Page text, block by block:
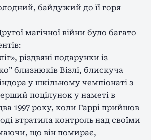
байдужий до її горя
магічної війни було багато
різдвяні подарунки із
близнюків Візлі, блискуча
у шкільному чемпіонаті з
поцілунок у наметі в
1997 року, коли Гаррі прийшов
втратила контроль над своїми
що він помирає,